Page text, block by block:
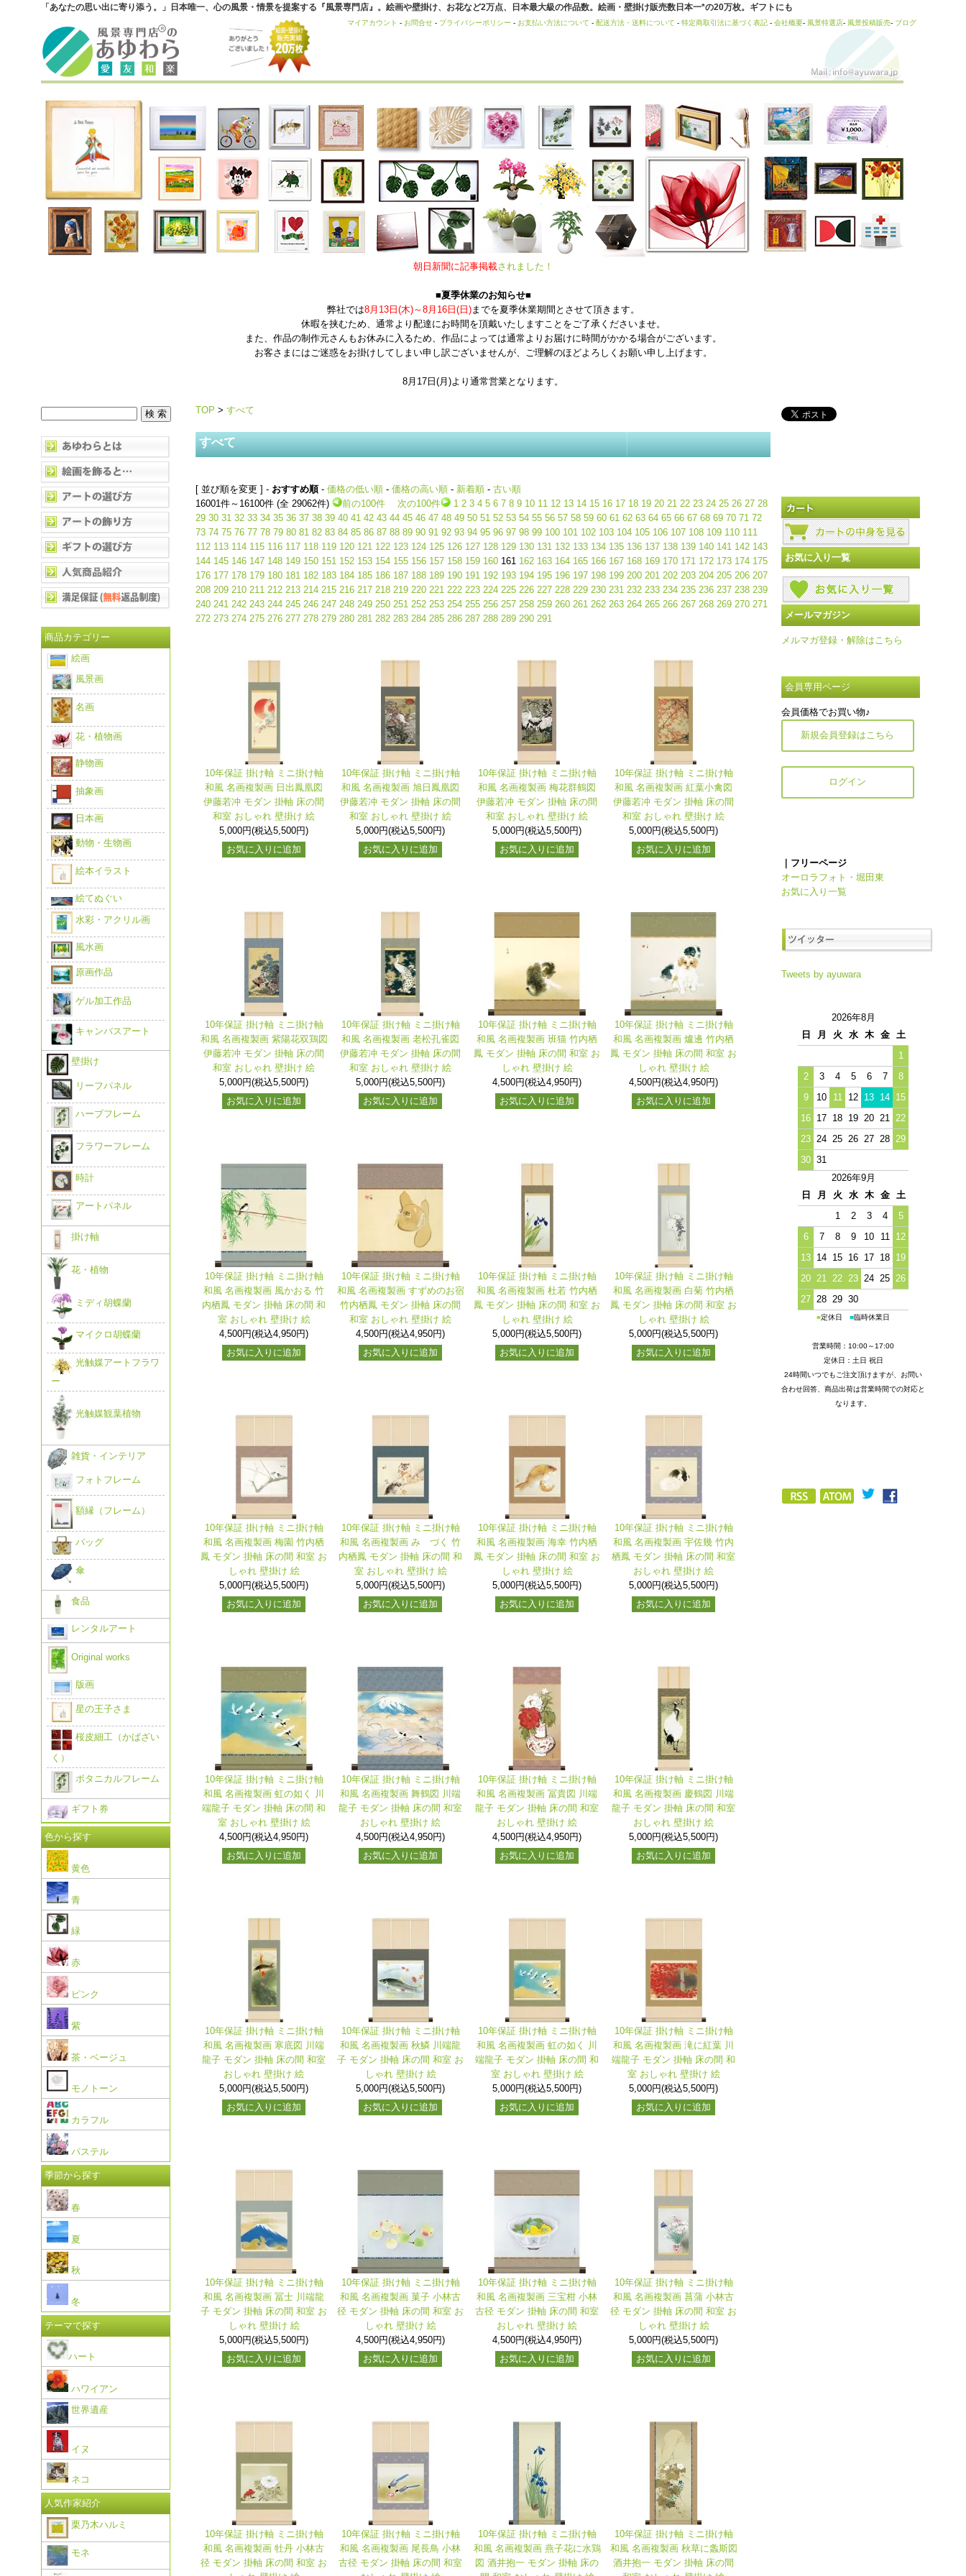
「あなたの思い出に寄り添う。」日本唯一、心の風景・情景を提案する『風景専門店』。絵画や壁掛け、お花など2万点、日本最大級の作品数。絵画・壁掛け販売数日本一*の20万枚。ギフトにも
マイアカウント - お問合せ - プライバシーポリシー - お支払い方法について - 配送方法・送料について - 特定商取引法に基づく表記 - 会社概要- 風景特選店- 風景投稿販売- ブログ
朝日新聞に記事掲載されました！
■夏季休業のお知らせ■
弊社では8月13日(木)～8月16日(日)までを夏季休業期間とさせて頂きます。
休暇を挟むため、通常より配達にお時間を頂戴いたしますことをご了承くださいませ。
また、作品の制作元さんもお休みに入るため、作品によっては通常よりお届けに時間がかかる場合がございます。
お客さまにはご迷惑をお掛けしてしまい申し訳ございませんが、ご理解のほどよろしくお願い申し上げます。
8月17日(月)より通常営業となります。
TOP > すべて
すべて
[ 並び順を変更 ] - おすすめ順- 価格の低い順 - 価格の高い順 - 新着順 - 古い順
16001件～16100件 (全 29062件)
前の100件 次の100件 1 2 3 4 5 6 7 8 9 10 11 12 13 14 15 16 17 18 19 20 21 22 23 24 25 26 27 28
29 30 31 32 33 34 35 36 37 38 39 40 41 42 43 44 45 46 47 48 49 50 51 52 53 54 55 56 57 58 59 60 61 62 63 64 65 66 67 68 69 70 71 72
73 74 75 76 77 78 79 80 81 82 83 84 85 86 87 88 89 90 91 92 93 94 95 96 97 98 99 100 101 102 103 104 105 106 107 108 109 110 111
112 113 114 115 116 117 118 119 120 121 122 123 124 125 126 127 128 129 130 131 132 133 134 135 136 137 138 139 140 141 142 143
144 145 146 147 148 149 150 151 152 153 154 155 156 157 158 159 160 161 162 163 164 165 166 167 168 169 170 171 172 173 174 175
176 177 178 179 180 181 182 183 184 185 186 187 188 189 190 191 192 193 194 195 196 197 198 199 200 201 202 203 204 205 206 207
208 209 210 211 212 213 214 215 216 217 218 219 220 221 222 223 224 225 226 227 228 229 230 231 232 233 234 235 236 237 238 239
240 241 242 243 244 245 246 247 248 249 250 251 252 253 254 255 256 257 258 259 260 261 262 263 264 265 266 267 268 269 270 271
272 273 274 275 276 277 278 279 280 281 282 283 284 285 286 287 288 289 290 291
10年保証 掛け軸 ミニ掛け軸
和風 名画複製画 日出鳳凰図
伊藤若冲 モダン 掛軸 床の間
和室 おしゃれ 壁掛け 絵
5,000円(税込5,500円)
お気に入りに追加
10年保証 掛け軸 ミニ掛け軸
和風 名画複製画 旭日鳳凰図
伊藤若冲 モダン 掛軸 床の間
和室 おしゃれ 壁掛け 絵
5,000円(税込5,500円)
お気に入りに追加
10年保証 掛け軸 ミニ掛け軸
和風 名画複製画 梅花群鶴図
伊藤若冲 モダン 掛軸 床の間
和室 おしゃれ 壁掛け 絵
5,000円(税込5,500円)
お気に入りに追加
10年保証 掛け軸 ミニ掛け軸
和風 名画複製画 紅葉小禽図
伊藤若冲 モダン 掛軸 床の間
和室 おしゃれ 壁掛け 絵
5,000円(税込5,500円)
お気に入りに追加
10年保証 掛け軸 ミニ掛け軸
和風 名画複製画 紫陽花双鶏図
伊藤若冲 モダン 掛軸 床の間
和室 おしゃれ 壁掛け 絵
5,000円(税込5,500円)
お気に入りに追加
10年保証 掛け軸 ミニ掛け軸
和風 名画複製画 老松孔雀図
伊藤若冲 モダン 掛軸 床の間
和室 おしゃれ 壁掛け 絵
5,000円(税込5,500円)
お気に入りに追加
10年保証 掛け軸 ミニ掛け軸
和風 名画複製画 班猫 竹内栖
鳳 モダン 掛軸 床の間 和室 お
しゃれ 壁掛け 絵
4,500円(税込4,950円)
お気に入りに追加
10年保証 掛け軸 ミニ掛け軸
和風 名画複製画 爐邊 竹内栖
鳳 モダン 掛軸 床の間 和室 お
しゃれ 壁掛け 絵
4,500円(税込4,950円)
お気に入りに追加
10年保証 掛け軸 ミニ掛け軸
和風 名画複製画 風かおる 竹
内栖鳳 モダン 掛軸 床の間 和
室 おしゃれ 壁掛け 絵
4,500円(税込4,950円)
お気に入りに追加
10年保証 掛け軸 ミニ掛け軸
和風 名画複製画 すずめのお宿
竹内栖鳳 モダン 掛軸 床の間
和室 おしゃれ 壁掛け 絵
4,500円(税込4,950円)
お気に入りに追加
10年保証 掛け軸 ミニ掛け軸
和風 名画複製画 杜若 竹内栖
鳳 モダン 掛軸 床の間 和室 お
しゃれ 壁掛け 絵
5,000円(税込5,500円)
お気に入りに追加
10年保証 掛け軸 ミニ掛け軸
和風 名画複製画 白菊 竹内栖
鳳 モダン 掛軸 床の間 和室 お
しゃれ 壁掛け 絵
5,000円(税込5,500円)
お気に入りに追加
10年保証 掛け軸 ミニ掛け軸
和風 名画複製画 梅園 竹内栖
鳳 モダン 掛軸 床の間 和室 お
しゃれ 壁掛け 絵
5,000円(税込5,500円)
お気に入りに追加
10年保証 掛け軸 ミニ掛け軸
和風 名画複製画 みゝづく 竹
内栖鳳 モダン 掛軸 床の間 和
室 おしゃれ 壁掛け 絵
5,000円(税込5,500円)
お気に入りに追加
10年保証 掛け軸 ミニ掛け軸
和風 名画複製画 海幸 竹内栖
鳳 モダン 掛軸 床の間 和室 お
しゃれ 壁掛け 絵
5,000円(税込5,500円)
お気に入りに追加
10年保証 掛け軸 ミニ掛け軸
和風 名画複製画 宇佐幾 竹内
栖鳳 モダン 掛軸 床の間 和室
おしゃれ 壁掛け 絵
5,000円(税込5,500円)
お気に入りに追加
10年保証 掛け軸 ミニ掛け軸
和風 名画複製画 虹の如く 川
端龍子 モダン 掛軸 床の間 和
室 おしゃれ 壁掛け 絵
4,500円(税込4,950円)
お気に入りに追加
10年保証 掛け軸 ミニ掛け軸
和風 名画複製画 舞鶴図 川端
龍子 モダン 掛軸 床の間 和室
おしゃれ 壁掛け 絵
4,500円(税込4,950円)
お気に入りに追加
10年保証 掛け軸 ミニ掛け軸
和風 名画複製画 冨貴図 川端
龍子 モダン 掛軸 床の間 和室
おしゃれ 壁掛け 絵
4,500円(税込4,950円)
お気に入りに追加
10年保証 掛け軸 ミニ掛け軸
和風 名画複製画 慶鶴図 川端
龍子 モダン 掛軸 床の間 和室
おしゃれ 壁掛け 絵
5,000円(税込5,500円)
お気に入りに追加
10年保証 掛け軸 ミニ掛け軸
和風 名画複製画 寒底図 川端
龍子 モダン 掛軸 床の間 和室
おしゃれ 壁掛け 絵
5,000円(税込5,500円)
お気に入りに追加
10年保証 掛け軸 ミニ掛け軸
和風 名画複製画 秋鱗 川端龍
子 モダン 掛軸 床の間 和室 お
しゃれ 壁掛け 絵
5,000円(税込5,500円)
お気に入りに追加
10年保証 掛け軸 ミニ掛け軸
和風 名画複製画 虹の如く 川
端龍子 モダン 掛軸 床の間 和
室 おしゃれ 壁掛け 絵
5,000円(税込5,500円)
お気に入りに追加
10年保証 掛け軸 ミニ掛け軸
和風 名画複製画 滝に紅葉 川
端龍子 モダン 掛軸 床の間 和
室 おしゃれ 壁掛け 絵
5,000円(税込5,500円)
お気に入りに追加
10年保証 掛け軸 ミニ掛け軸
和風 名画複製画 冨士 川端龍
子 モダン 掛軸 床の間 和室 お
しゃれ 壁掛け 絵
5,000円(税込5,500円)
お気に入りに追加
10年保証 掛け軸 ミニ掛け軸
和風 名画複製画 菓子 小林古
径 モダン 掛軸 床の間 和室 お
しゃれ 壁掛け 絵
4,500円(税込4,950円)
お気に入りに追加
10年保証 掛け軸 ミニ掛け軸
和風 名画複製画 三宝柑 小林
古径 モダン 掛軸 床の間 和室
おしゃれ 壁掛け 絵
4,500円(税込4,950円)
お気に入りに追加
10年保証 掛け軸 ミニ掛け軸
和風 名画複製画 菖蒲 小林古
径 モダン 掛軸 床の間 和室 お
しゃれ 壁掛け 絵
5,000円(税込5,500円)
お気に入りに追加
10年保証 掛け軸 ミニ掛け軸
和風 名画複製画 牡丹 小林古
径 モダン 掛軸 床の間 和室 お
10年保証 掛け軸 ミニ掛け軸
和風 名画複製画 尾長鳥 小林
古径 モダン 掛軸 床の間 和室
10年保証 掛け軸 ミニ掛け軸
和風 名画複製画 燕子花に水鶏
図 酒井抱一 モダン 掛軸 床の
10年保証 掛け軸 ミニ掛け軸
和風 名画複製画 秋草に螽斯図
酒井抱一 モダン 掛軸 床の間
商品カテゴリー
絵画
風景画
名画
花・植物画
静物画
抽象画
日本画
動物・生物画
絵本イラスト
絵てぬぐい
水彩・アクリル画
風水画
原画作品
ゲル加工作品
キャンバスアート
壁掛け
リーフパネル
ハーブフレーム
フラワーフレーム
時計
アートパネル
掛け軸
花・植物
ミディ胡蝶蘭
マイクロ胡蝶蘭
光触媒アートフラワ
ー
光触媒観葉植物
雑貨・インテリア
フォトフレーム
額縁（フレーム）
バッグ
傘
食品
レンタルアート
Original works
版画
星の王子さま
桜皮細工（かばざい
く）
ボタニカルフレーム
ギフト券
色から探す
黄色
青
緑
赤
ピンク
紫
茶・ベージュ
モノトーン
カラフル
パステル
季節から探す
春
夏
秋
冬
テーマで探す
ハート
ハワイアン
世界遺産
イヌ
ネコ
人気作家紹介
栗乃木ハルミ
モネ
お気に入り一覧
メールマガジン
メルマガ登録・解除はこちら
会員専用ページ
会員価格でお買い物♪
新規会員登録はこちら
ログイン
｜フリーページ
オーロラフォト・堀田東
お気に入り一覧
Tweets by ayuwara
2026年8月
日
月 火 水 木 金
土
1
2
3 4 5 6 7
8
9
10 11 12 13 14 15
16 17 18 19 20 21
22
23 24 25 26 27 28 29
30 31
2026年9月
日
月 火 水 木 金
土
1
2 3 4
5
6
7 8 9 10 11
12
13 14 15 16 17 18 19
20 21 22 23 24 25 26
27 28 29 30
■定休日 ■臨時休業日
営業時間：10:00～17:00
定休日：土日 祝日
24時間いつでもご注文頂けますが、お問い
合わせ回答、商品出荷は営業時間での対応と
なります。